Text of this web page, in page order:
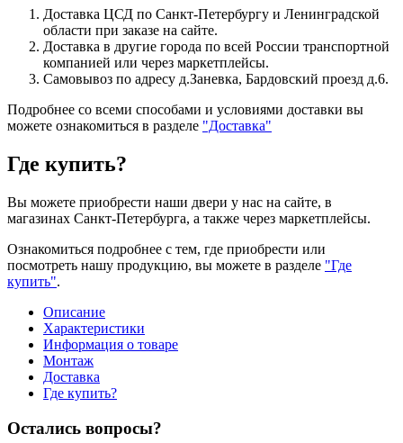
Доставка ЦСД по Санкт-Петербургу и Ленинградской
области при заказе на сайте.
Доставка в другие города по всей России транспортной
компанией или через маркетплейсы.
Самовывоз по адресу д.Заневка, Бардовский проезд д.6.
Подробнее со всеми способами и условиями доставки вы
можете ознакомиться в разделе "Доставка"
Где купить?
Вы можете приобрести наши двери у нас на сайте, в
магазинах Санкт-Петербурга, а также через маркетплейсы.
Ознакомиться подробнее с тем, где приобрести или
посмотреть нашу продукцию, вы можете в разделе "Где
купить".
Описание
Характеристики
Информация о товаре
Монтаж
Доставка
Где купить?
Остались вопросы?